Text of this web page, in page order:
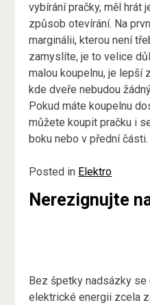
vybírání pračky, měl hrát
způsob otevírání. Na
marginálii, kterou není
zamyslíte, je to velice
malou koupelnu, je lepší
kde dveře nebudou
Pokud máte koupelnu
můžete koupit pračku i
boku nebo v přední části.
Posted in Elektro
Nerezignujte
Bez špetky nadsázky
elektrické energii zcela